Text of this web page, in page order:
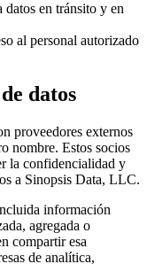
en tránsito y en
al personal autorizado
datos
proveedores externos
nombre. Estos socios
la confidencialidad y
a Sinopsis Data, LLC.
información
agregada o
compartir esa
de analítica,